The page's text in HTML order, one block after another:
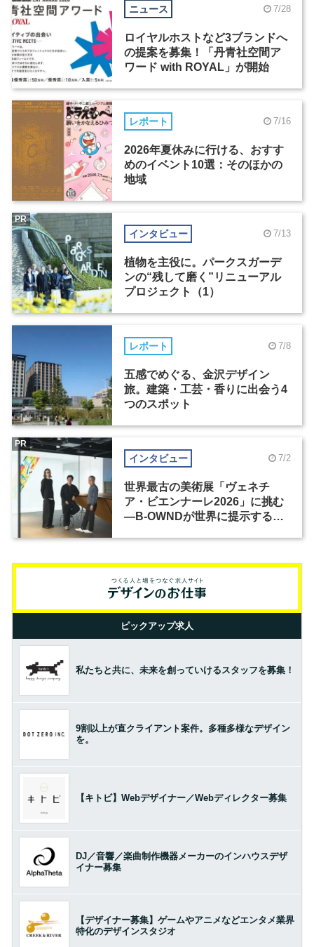
ニュース 7/28
ロイヤルホストなど3ブランドへ
の提案を募集！「丹青社空間ア
ワード with ROYAL」が開始
レポート 7/16
2026年夏休みに行ける、おすす
めのイベント10選：そのほかの
地域
インタビュー 7/13
植物を主役に。パークスガーデ
ンの“残して磨く”リニューアル
プロジェクト（1）
PR
レポート 7/8
五感でめぐる、金沢デザイン
旅。建築・工芸・香りに出会う4
つのスポット
インタビュー 7/2
世界最古の美術展「ヴェネチ
ア・ビエンナーレ2026」に挑む
―B-OWNDが世界に提示する美
PR
ピックアップ求人
私たちと共に、未来を創っていけるスタッフを募集！
9割以上が直クライアント案件。多種多様なデザイン
を。
【キトビ】Webデザイナー／Webディレクター募集
DJ／音響／楽曲制作機器メーカーのインハウスデザ
イナー募集
【デザイナー募集】ゲームやアニメなどエンタメ業界
特化のデザインスタジオ